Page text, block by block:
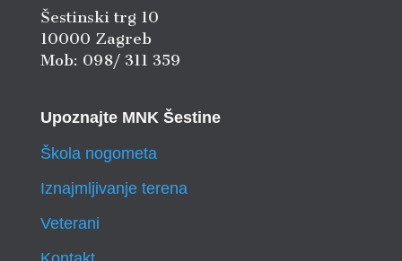
Šestinski trg 10
10000 Zagreb
Mob: 098/ 311 359
Upoznajte MNK Šestine
Škola nogometa
Iznajmljivanje terena
Veterani